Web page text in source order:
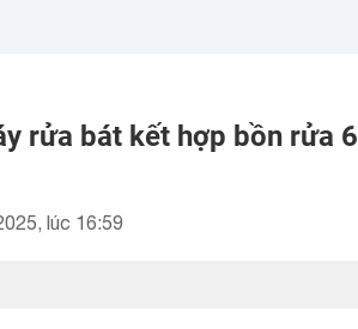
rửa bát kết hợp bồn rửa 6
lúc 16:59